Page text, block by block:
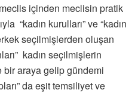
içinden meclisin pratik
“kadın kurulları” ve “kadın
seçilmişlerden oluşan
kadın seçilmişlerin
bir araya gelip gündemi
da eşit temsiliyet ve